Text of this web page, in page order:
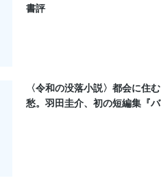
書評
〈令和の没落小説〉都会に住
愁。羽田圭介、初の短編集『